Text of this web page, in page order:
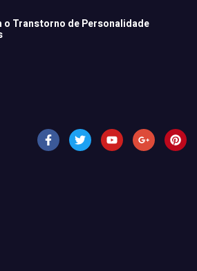
Transtorno de Personalidade